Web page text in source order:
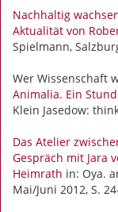
Nachhaltig
Aktualität von
Spielmann,
Wer Wissenschaft
Animalia. Ein
Klein Jasedow:
Das Atelier
Gespräch mit Jara
Heimrath in: Oya.
Mai/Juni 2012, S.